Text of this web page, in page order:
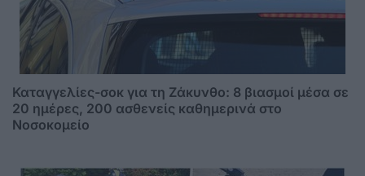
Καταγγελίες-σοκ για τη Ζάκυνθο: 8 βιασμοί μέσα σε
20 ημέρες, 200 ασθενείς καθημερινά στο
Νοσοκομείο